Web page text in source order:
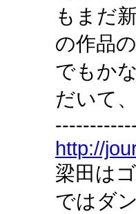
もまだ
の作品
でもか
だいて
http://
梁田は
ではダ